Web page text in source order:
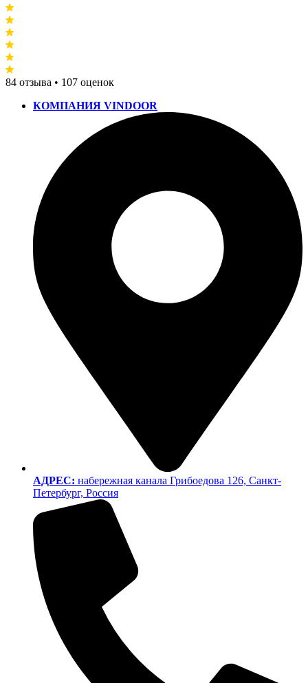
84 отзыва • 107 оценок
КОМПАНИЯ VINDOOR
АДРЕС: набережная канала Грибоедова 126, Санкт-
Петербург, Россия